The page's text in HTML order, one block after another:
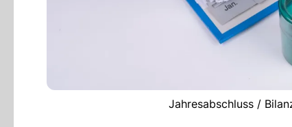
Jahresabschluss /